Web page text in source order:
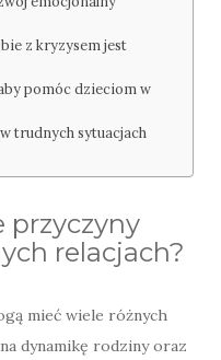
z kryzysem jest
pomóc dzieciom w
trudnych sytuacjach
przyczyny
relacjach?
mieć wiele różnych
dynamikę rodziny oraz